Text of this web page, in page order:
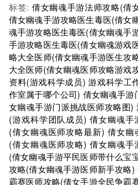
标签: 倩女幽魂手游法师攻略(倩
倩女幽魂手游攻略医生毒医(倩女
魂手游攻略医生毒医(倩女幽魂手
手游攻略医生毒医(倩女幽魂游戏
略大全医师(倩女幽魂手游医生攻
大全医师(倩女幽魂医师攻略游戏
资料(游戏科学成员) 游戏科学工
作室属于哪个公司) 倩女幽魂手游
女幽魂手游门派挑战医师攻略图)
(游戏科学团队成员) 倩女幽魂手
(倩女幽魂医师攻略最新) 倩女幽
(倩女幽魂医师攻略) 倩女幽魂手
(倩女幽魂手游平民医师带什么宝
攻略(倩女幽魂手游医师新手攻略)
霸赛医师攻略(倩女手游全民争霸